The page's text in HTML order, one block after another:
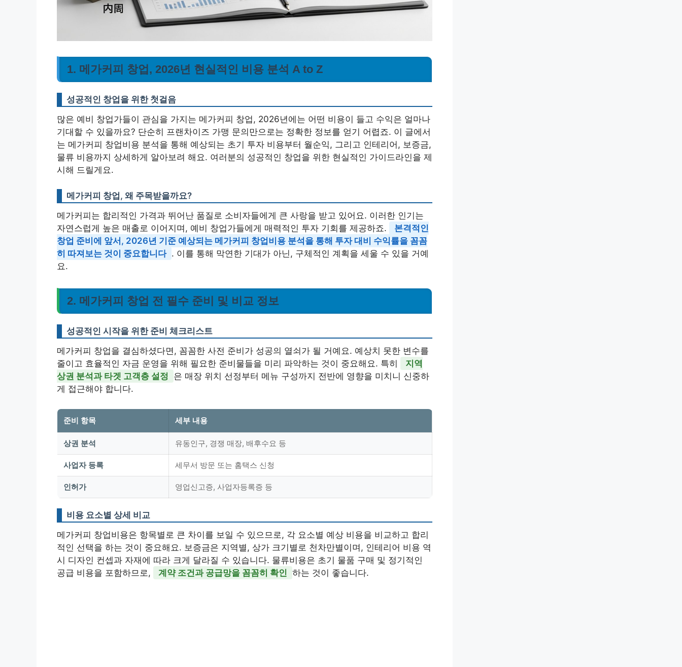
1. 메가커피 창업, 2026년 현실적인 비용 분석 A to Z
성공적인 창업을 위한 첫걸음
많은 예비 창업가들이 관심을 가지는 메가커피 창업, 2026년에는 어떤 비용이 들고 수익은 얼마나
기대할 수 있을까요? 단순히 프랜차이즈 가맹 문의만으로는 정확한 정보를 얻기 어렵죠. 이 글에서
는 메가커피 창업비용 분석을 통해 예상되는 초기 투자 비용부터 월순익, 그리고 인테리어, 보증금,
물류 비용까지 상세하게 알아보려 해요. 여러분의 성공적인 창업을 위한 현실적인 가이드라인을 제
시해 드릴게요.
메가커피 창업, 왜 주목받을까요?
메가커피는 합리적인 가격과 뛰어난 품질로 소비자들에게 큰 사랑을 받고 있어요. 이러한 인기는
자연스럽게 높은 매출로 이어지며, 예비 창업가들에게 매력적인 투자 기회를 제공하죠.
본격적인
창업 준비에 앞서, 2026년 기준 예상되는 메가커피 창업비용 분석을 통해 투자 대비 수익률을 꼼꼼
히 따져보는 것이 중요합니다 . 이를 통해 막연한 기대가 아닌, 구체적인 계획을 세울 수 있을 거예
요.
2. 메가커피 창업 전 필수 준비 및 비교 정보
성공적인 시작을 위한 준비 체크리스트
메가커피 창업을 결심하셨다면, 꼼꼼한 사전 준비가 성공의 열쇠가 될 거예요. 예상치 못한 변수를
줄이고 효율적인 자금 운영을 위해 필요한 준비물들을 미리 파악하는 것이 중요해요. 특히
지역
상권 분석과 타겟 고객층 설정 은 매장 위치 선정부터 메뉴 구성까지 전반에 영향을 미치니 신중하
게 접근해야 합니다.
준비 항목 세부 내용
상권 분석 유동인구, 경쟁 매장, 배후수요 등
사업자 등록 세무서 방문 또는 홈택스 신청
인허가 영업신고증, 사업자등록증 등
비용 요소별 상세 비교
메가커피 창업비용은 항목별로 큰 차이를 보일 수 있으므로, 각 요소별 예상 비용을 비교하고 합리
적인 선택을 하는 것이 중요해요. 보증금은 지역별, 상가 크기별로 천차만별이며, 인테리어 비용 역
시 디자인 컨셉과 자재에 따라 크게 달라질 수 있습니다. 물류비용은 초기 물품 구매 및 정기적인
공급 비용을 포함하므로,
계약 조건과 공급망을 꼼꼼히 확인 하는 것이 좋습니다.